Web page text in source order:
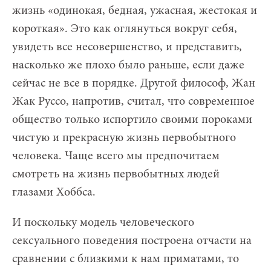
жизнь «одинокая, бедная, ужасная, жестокая и
короткая». Это как оглянуться вокруг себя,
увидеть все несовершенство, и представить,
насколько же плохо было раньше, если даже
сейчас не все в порядке. Другой философ, Жан
Жак Руссо, напротив, считал, что современное
общество только испортило своими пороками
чистую и прекрасную жизнь первобытного
человека. Чаще всего мы предпочитаем
смотреть на жизнь первобытных людей
глазами Хоббса.
И поскольку модель человеческого
сексуального поведения построена отчасти на
сравнении с близкими к нам приматами, то